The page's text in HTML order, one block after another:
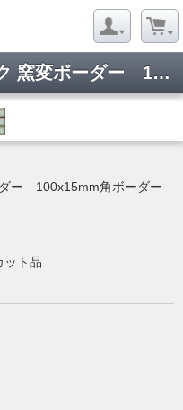
INAX インテリアモザイク 窯変ボーダー 100x15mm角ボーダーネット張り カット品 IM-1015P1/YB32
ー 100x15mm角ボーダー
ト品